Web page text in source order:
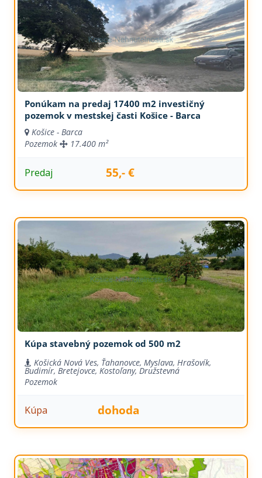
Ponúkam na predaj 17400 m2 investičný
pozemok v mestskej časti Košice - Barca
Košice - Barca
Pozemok
17.400 m²
Predaj 55,- €
Kúpa stavebný pozemok od 500 m2
Košická Nová Ves, Ťahanovce, Myslava, Hrašovík,
Budimír, Bretejovce, Kostoľany, Družstevná
Pozemok
Kúpa dohoda